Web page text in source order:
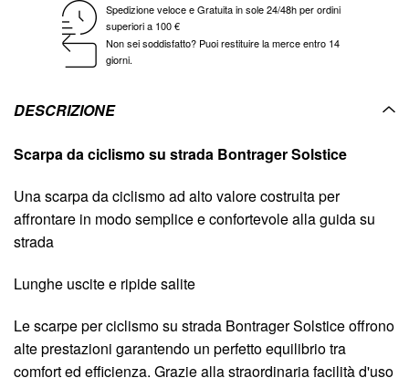
Spedizione veloce e Gratuita in sole 24/48h per ordini
superiori a 100 €
Non sei soddisfatto? Puoi restituire la merce entro 14
giorni.
DESCRIZIONE
Scarpa da ciclismo su strada Bontrager Solstice
Una scarpa da ciclismo ad alto valore costruita per
affrontare in modo semplice e confortevole alla guida su
strada
Lunghe uscite e ripide salite
Le scarpe per ciclismo su strada Bontrager Solstice offrono
alte prestazioni garantendo un perfetto equilibrio tra
comfort ed efficienza. Grazie alla straordinaria facilità d'uso